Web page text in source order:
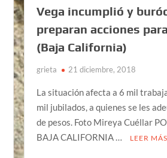
Vega incumplió y
preparan acciones
(Baja California)
grieta 21 diciembre, 2018
La situación afecta a 6 mil
mil jubilados, a quienes se les
de pesos. Foto Mireya Cuéllar
BAJA CALIFORNIA …
LEER MÁS